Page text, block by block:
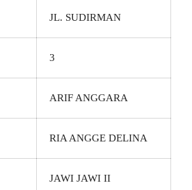
JL. SUDIRMAN
3
ARIF ANGGARA
RIA ANGGE DELINA
JAWI JAWI II